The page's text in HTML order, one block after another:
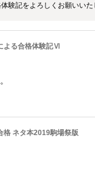
験記をよろしくお願いいた
よる合格体験記Ⅵ
格 ネタ本2019駒場祭版